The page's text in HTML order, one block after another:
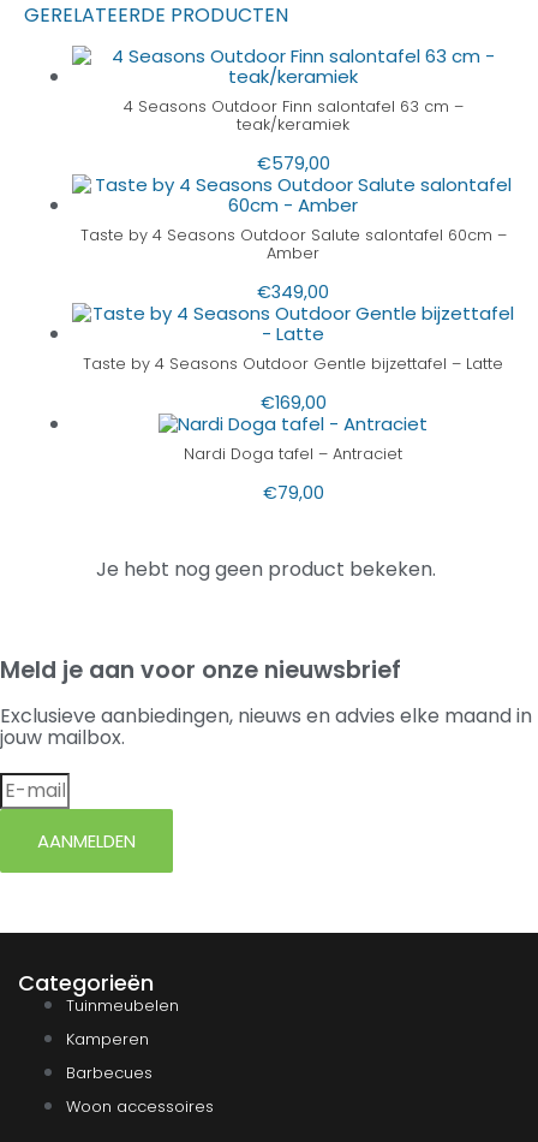
GERELATEERDE PRODUCTEN
4 Seasons Outdoor Finn salontafel 63 cm –
teak/keramiek
€579,00
Taste by 4 Seasons Outdoor Salute salontafel 60cm –
Amber
€349,00
Taste by 4 Seasons Outdoor Gentle bijzettafel – Latte
€169,00
Nardi Doga tafel – Antraciet
€79,00
Je hebt nog geen product bekeken.
Meld je aan voor onze nieuwsbrief
Exclusieve aanbiedingen, nieuws en advies elke maand in
jouw mailbox.
AANMELDEN
Categorieën
Tuinmeubelen
Kamperen
Barbecues
Woon accessoires